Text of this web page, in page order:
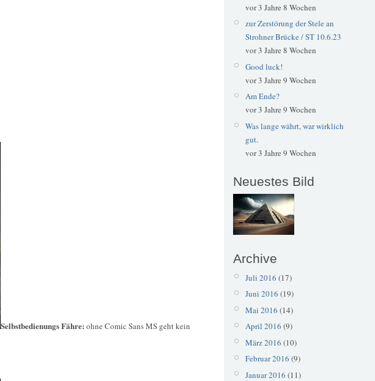
Selbstbedienungs Fähre: ohne Comic Sans MS geht kein
vor 3 Jahre 8 Wochen
zur Zerstörung der Stele an
Strohner Brücke / ST 10.6.23
vor 3 Jahre 8 Wochen
Good luck!
vor 3 Jahre 9 Wochen
Am Ende?
vor 3 Jahre 9 Wochen
Was lange währt, war wirklich
gut.
vor 3 Jahre 9 Wochen
Neuestes Bild
Archive
Juli 2016 (17)
Juni 2016 (19)
Mai 2016 (14)
April 2016 (9)
März 2016 (10)
Februar 2016 (9)
Januar 2016 (11)